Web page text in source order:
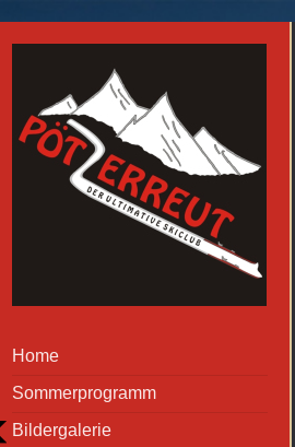
Home
Sommerprogramm
Bildergalerie